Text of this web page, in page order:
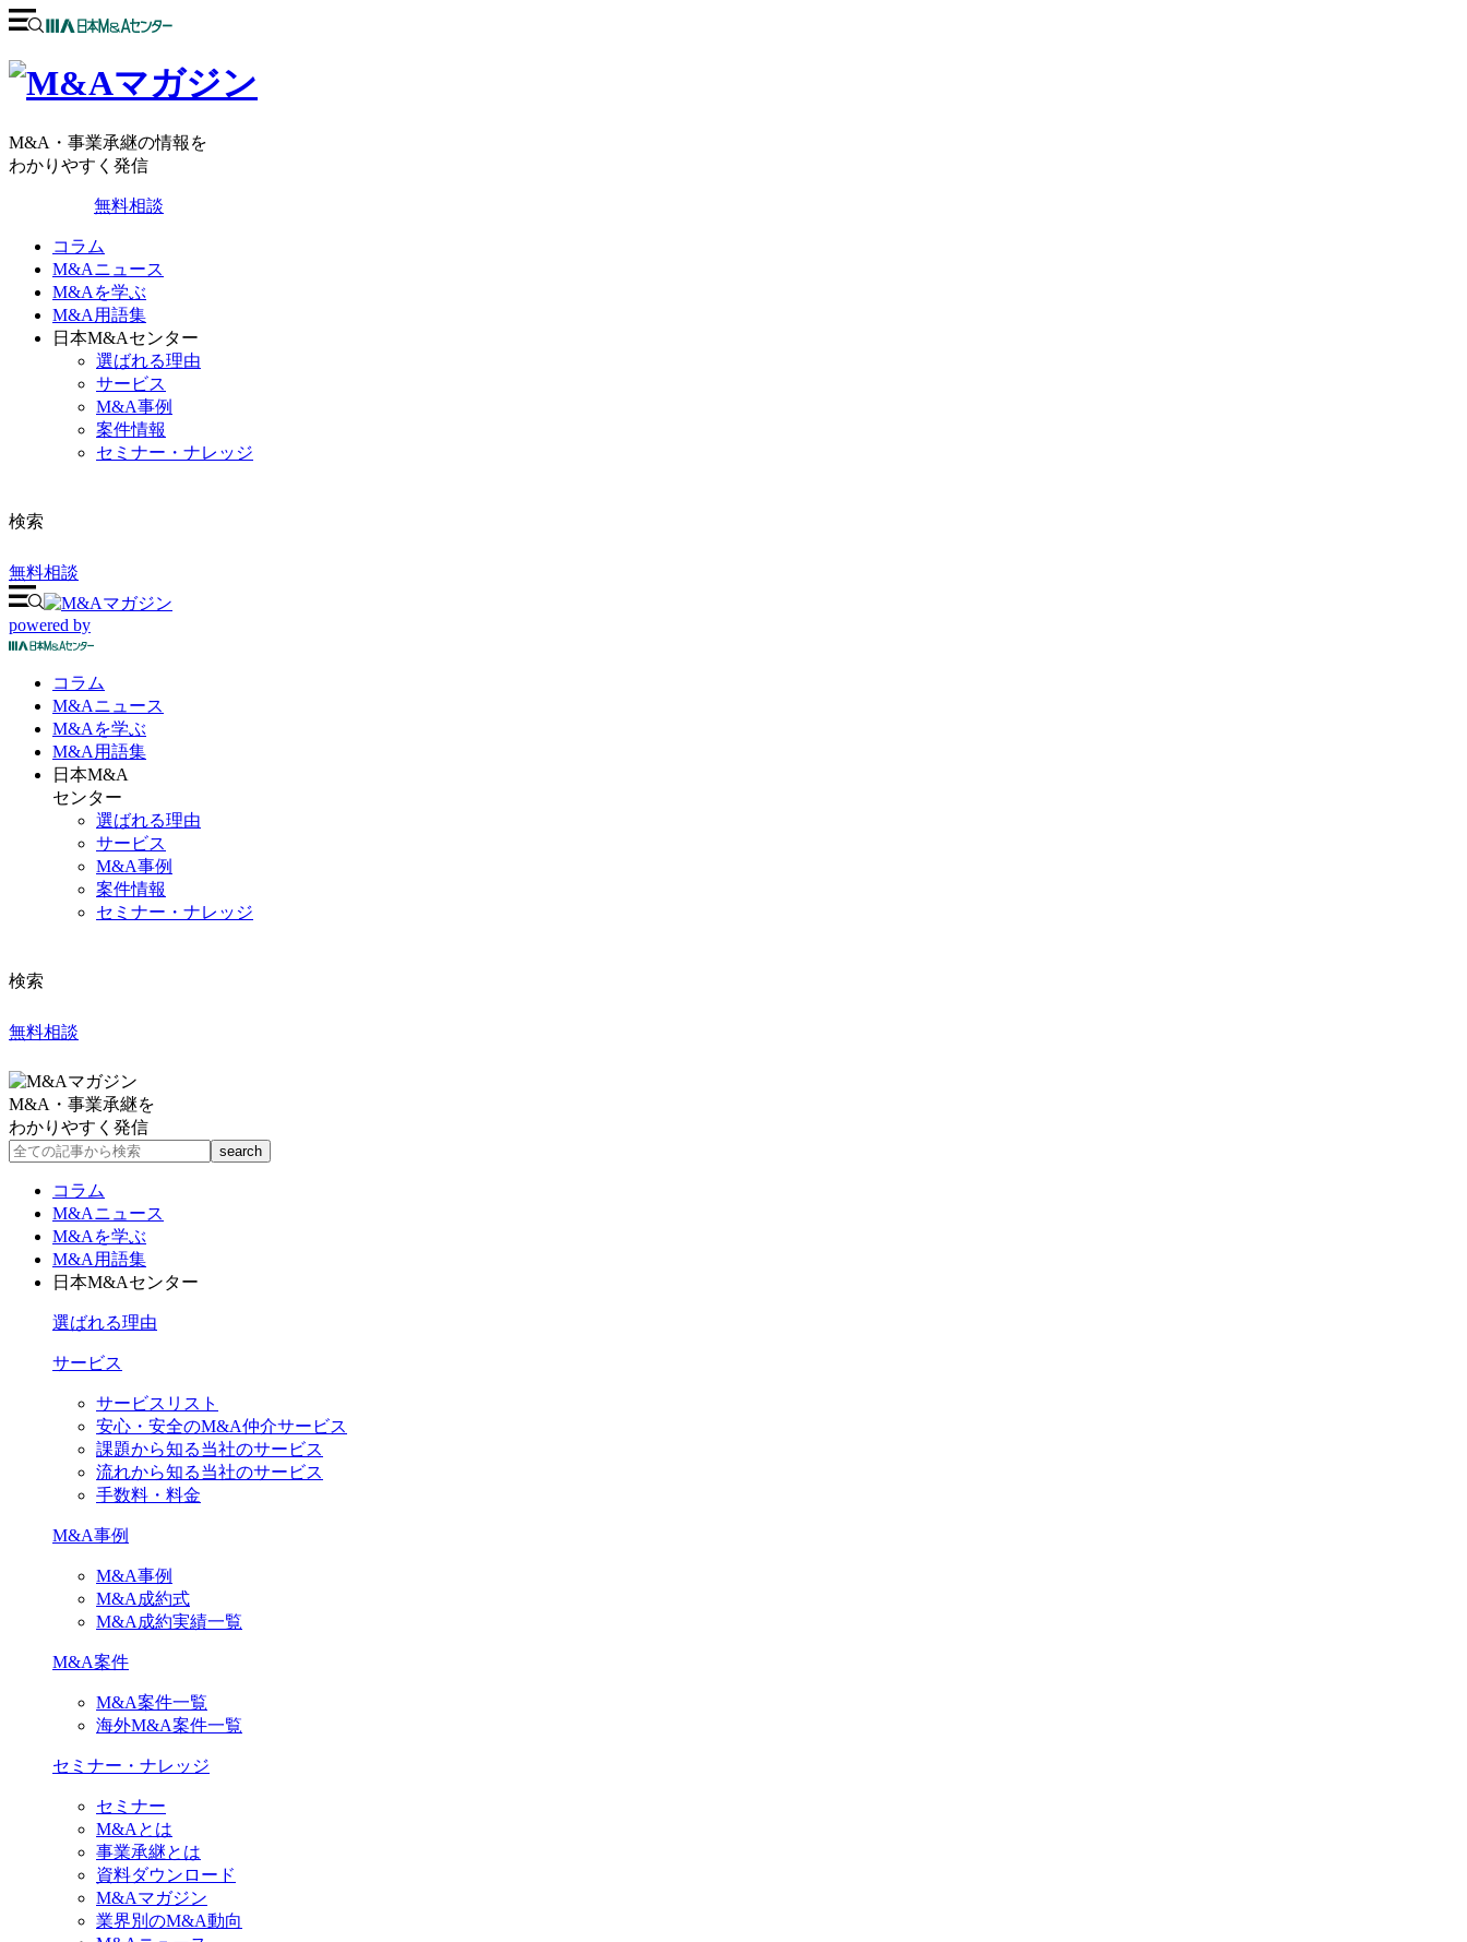
M&A・事業承継の情報を
わかりやすく発信
無料相談
コラム
M&Aニュース
M&Aを学ぶ
M&A用語集
日本M&Aセンター
選ばれる理由
サービス
M&A事例
案件情報
セミナー・ナレッジ
検索
無料相談
powered by
コラム
M&Aニュース
M&Aを学ぶ
M&A 用語集
日本M&A
センター
選ばれる理由
サービス
M&A事例
案件情報
セミナー・ナレッジ
検索
無料相談
M&A・事業承継を
わかりやすく発信
コラム
M&Aニュース
M&Aを学ぶ
M&A用語集
日本M&Aセンター
選ばれる理由
サービス
サービスリスト
安心・安全のM&A仲介サービス
課題から知る当社のサービス
流れから知る当社のサービス
手数料・料金
M&A事例
M&A事例
M&A成約式
M&A成約実績一覧
M&A案件
M&A案件一覧
海外M&A案件一覧
セミナー・ナレッジ
セミナー
M&Aとは
事業承継とは
資料ダウンロード
M&Aマガジン
業界別のM&A動向